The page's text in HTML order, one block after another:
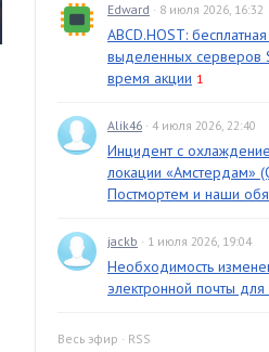
Edward · 8 июля 2026, 16:32
ABCD.HOST:
выделенных серверов
время акции 1
Alik46 · 4 июля 2026, 22:40
Инцидент с
локации «Амстердам»
Постмортем и наши
jackb · 1 июля 2026, 19:04
Необходимость
электронной почты для
Весь эфир · RSS